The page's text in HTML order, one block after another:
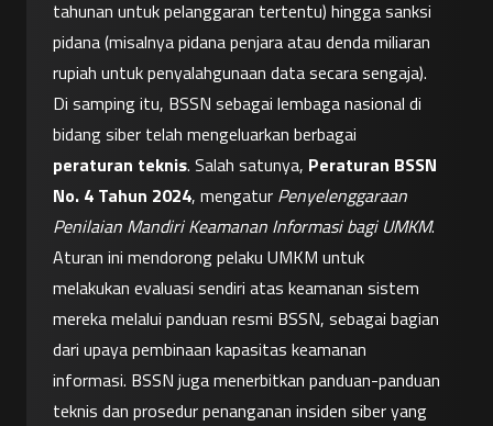
tahunan untuk pelanggaran tertentu) hingga sanksi
pidana (misalnya pidana penjara atau denda miliaran
rupiah untuk penyalahgunaan data secara sengaja).
Di samping itu, BSSN sebagai lembaga nasional di
peraturan teknis. Salah satunya, Peraturan BSSN
No. 4 Tahun 2024, mengatur Penyelenggaraan
Penilaian Mandiri Keamanan Informasi bagi UMKM.
Aturan ini mendorong pelaku UMKM untuk
melakukan evaluasi sendiri atas keamanan sistem
mereka melalui panduan resmi BSSN, sebagai bagian
dari upaya pembinaan kapasitas keamanan
informasi. BSSN juga menerbitkan panduan-panduan
teknis dan prosedur penanganan insiden siber yang